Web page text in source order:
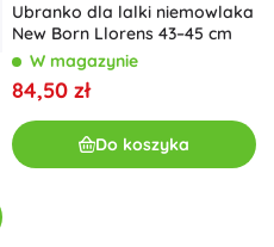
Ubranko dla lalki niemowlaka
New Born Llorens 43–45 cm
W magazynie
84,50 zł
Do koszyka